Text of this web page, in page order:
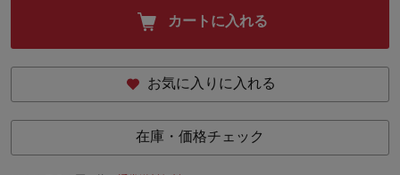
カートに入れる
お気に入りに入れる
在庫・価格チェック